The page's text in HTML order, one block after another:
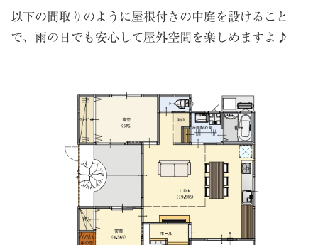
以下の間取りのように屋根付きの中庭を設けること
で、雨の日でも安心して屋外空間を楽しめますよ♪